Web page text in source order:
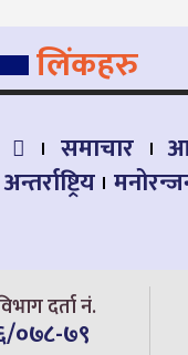
लिंकहरु
समाचार
अन्तर्राष्ट्रिय
दर्ता नं.
०७८-७९